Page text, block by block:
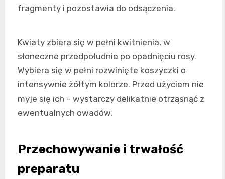
fragmenty i pozostawia do odsączenia.
Kwiaty zbiera się w pełni kwitnienia, w
słoneczne przedpołudnie po opadnięciu rosy.
Wybiera się w pełni rozwinięte koszyczki o
intensywnie żółtym kolorze. Przed użyciem nie
myje się ich – wystarczy delikatnie otrząsnąć z
ewentualnych owadów.
Przechowywanie i trwałość
preparatu